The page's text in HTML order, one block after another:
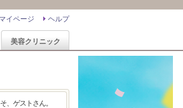
ヘルプ
マイページ
美容クリニック
、ゲストさん。